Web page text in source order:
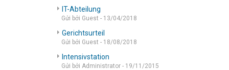
IT-Abteilung
Gửi bởi Guest - 13/04/2018
Gerichtsurteil
Gửi bởi Guest - 18/08/2018
Intensivstation
Gửi bởi Administrator - 19/11/2015